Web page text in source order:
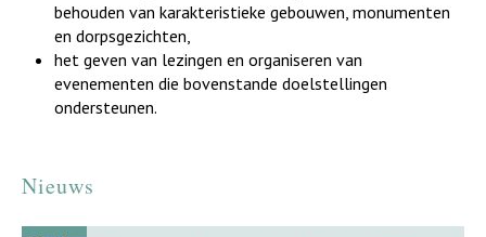
behouden van karakteristieke gebouwen, monumenten
en dorpsgezichten,
het geven van lezingen en organiseren van
evenementen die bovenstande doelstellingen
ondersteunen.
Nieuws